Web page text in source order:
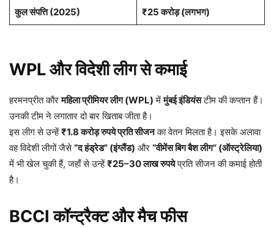
कुल संपत्ति (2025) ₹25 करोड़ (लगभग)
WPL और विदेशी लीग से कमाई
हरमनप्रीत कौरमहिला प्रीमियर लीग (WPL) मेंमुंबई इंडियंसटीम की कप्तान हैं।
उनकी टीम ने लगातार दो बार खिताब जीता है।
इस लीग से उन्हें₹1.8 करोड़ रुपये प्रति सीजनका वेतन मिलता है। इसके अलावा
वह विदेशी लीगों जैसे“द हंड्रेड” (इंग्लैंड) और “वीमेंस बिग बैश लीग” (ऑस्ट्रेलिया)
में भी खेल चुकी हैं, जहाँ से उन्हें₹25–30 लाख रुपयेप्रति सीजन की कमाई होती
है।
BCCI कॉन्ट्रैक्ट और मैच फीस